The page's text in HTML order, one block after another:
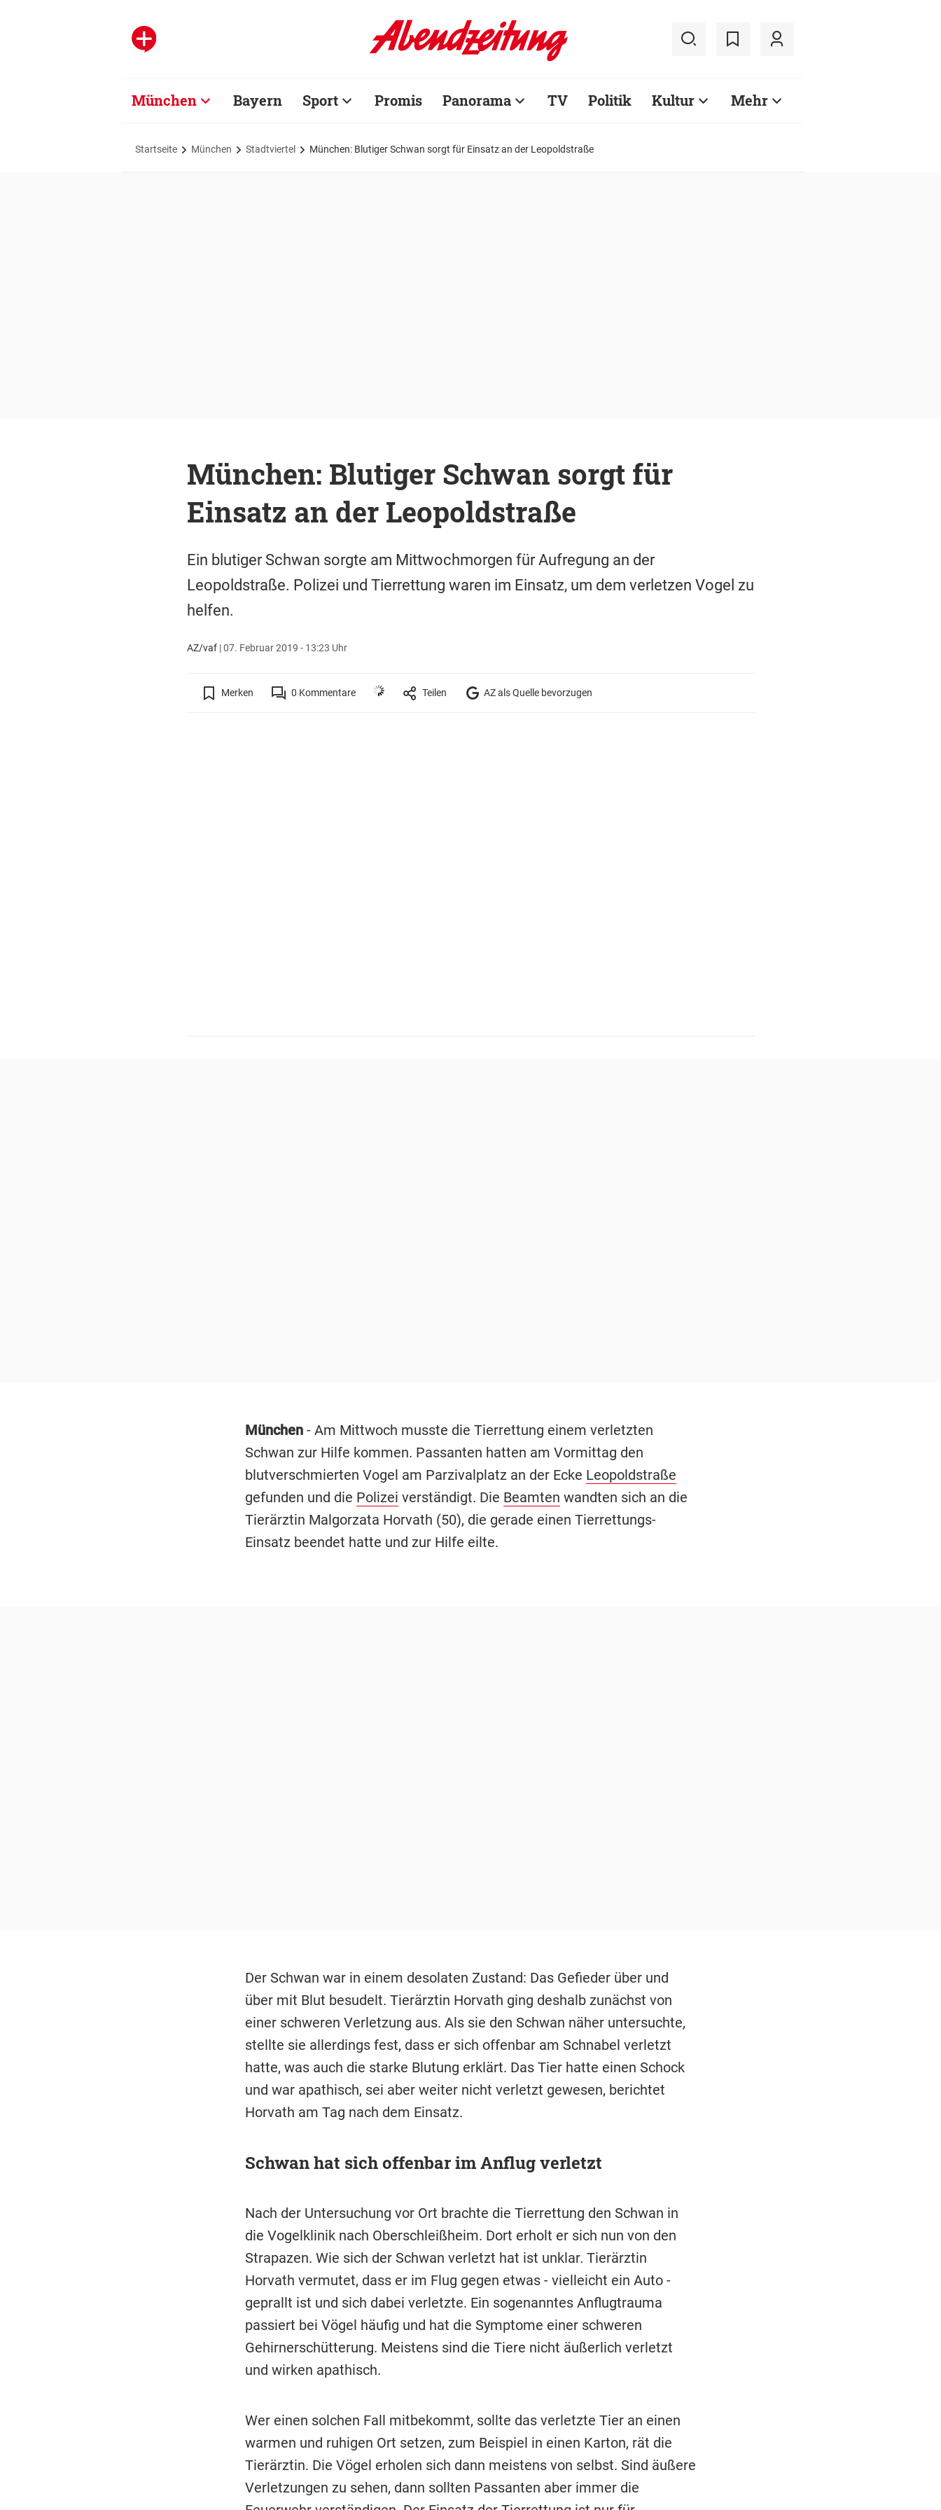
München Bayern Sport Promis Panorama TV Politik Kultur Mehr
Startseite München Stadtviertel München: Blutiger Schwan sorgt für Einsatz an der Leopoldstraße
München: Blutiger Schwan sorgt für
Einsatz an der Leopoldstraße
Ein blutiger Schwan sorgte am Mittwochmorgen für Aufregung an der
Leopoldstraße. Polizei und Tierrettung waren im Einsatz, um dem verletzen Vogel zu
helfen.
AZ/vaf|07. Februar 2019 - 13:23 Uhr
Merken 0 Kommentare Teilen AZ als Quelle bevorzugen
München- Am Mittwoch musste die Tierrettung einem verletzten
Schwan zur Hilfe kommen. Passanten hatten am Vormittag den
blutverschmierten Vogel am Parzivalplatz an der Ecke Leopoldstraße
gefunden und die Polizei verständigt. Die Beamten wandten sich an die
Tierärztin Malgorzata Horvath (50), die gerade einen Tierrettungs-
Einsatz beendet hatte und zur Hilfe eilte.
Der Schwan war in einem desolaten Zustand: Das Gefieder über und
über mit Blut besudelt. Tierärztin Horvath ging deshalb zunächst von
einer schweren Verletzung aus. Als sie den Schwan näher untersuchte,
stellte sie allerdings fest, dass er sich offenbar am Schnabel verletzt
hatte, was auch die starke Blutung erklärt. Das Tier hatte einen Schock
und war apathisch, sei aber weiter nicht verletzt gewesen, berichtet
Horvath am Tag nach dem Einsatz.
Schwan hat sich offenbar im Anflug verletzt
Nach der Untersuchung vor Ort brachte die Tierrettung den Schwan in
die Vogelklinik nach Oberschleißheim. Dort erholt er sich nun von den
Strapazen. Wie sich der Schwan verletzt hat ist unklar. Tierärztin
Horvath vermutet, dass er im Flug gegen etwas - vielleicht ein Auto -
geprallt ist und sich dabei verletzte. Ein sogenanntes Anflugtrauma
passiert bei Vögel häufig und hat die Symptome einer schweren
Gehirnerschütterung. Meistens sind die Tiere nicht äußerlich verletzt
und wirken apathisch.
Wer einen solchen Fall mitbekommt, sollte das verletzte Tier an einen
warmen und ruhigen Ort setzen, zum Beispiel in einen Karton, rät die
Tierärztin. Die Vögel erholen sich dann meistens von selbst. Sind äußere
Verletzungen zu sehen, dann sollten Passanten aber immer die